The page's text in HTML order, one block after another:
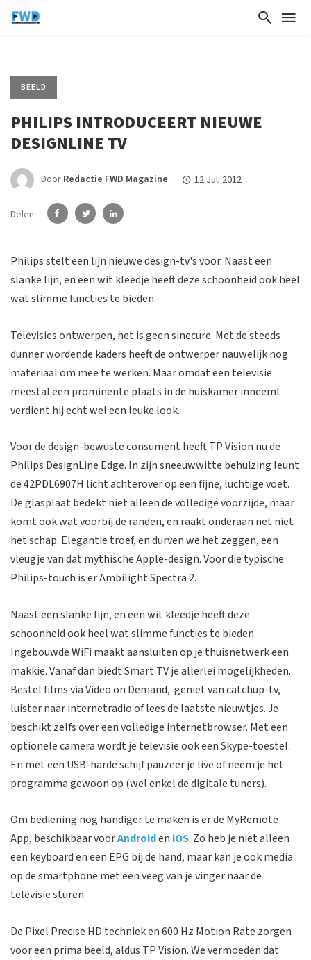
BEELD
PHILIPS INTRODUCEERT NIEUWE
DESIGNLINE TV
Door Redactie FWD Magazine 12 Juli 2012
Delen:
Philips stelt een lijn nieuwe design-tv's voor. Naast een
slanke lijn, en een wit kleedje heeft deze schoonheid ook heel
wat slimme functies te bieden.
Televisies ontwerpen, het is geen sinecure. Met de steeds
dunner wordende kaders heeft de ontwerper nauwelijk nog
materiaal om mee te werken. Maar omdat een televisie
meestal een prominente plaats in de huiskamer inneemt
verdient hij echt wel een leuke look.
Voor de design-bewuste consument heeft TP Vision nu de
Philips DesignLine Edge. In zijn sneeuwwitte behuizing leunt
de 42PDL6907H licht achterover op een fijne, luchtige voet.
De glasplaat bedekt niet alleen de volledige voorzijde, maar
komt ook wat voorbij de randen, en raakt onderaan net niet
het schap. Elegantie troef, en durven we het zeggen, een
vleugje van dat mythische Apple-design. Voor die typische
Philips-touch is er Ambilight Spectra 2.
Naast een slanke lijn, en een wit kleedje heeft deze
schoonheid ook heel wat slimme functies te bieden.
Ingebouwde WiFi maakt aansluiten op je thuisnetwerk een
makkie. Vanaf dan biedt Smart TV je allerlei mogelijkheden.
Bestel films via Video on Demand, geniet van catchup-tv,
luister naar internetradio of lees de laatste nieuwtjes. Je
beschikt zelfs over een volledige internetbrowser. Met een
optionele camera wordt je televisie ook een Skype-toestel.
En met een USB-harde schijf pauzeer je live of neem je het
programma gewoon op (wel enkel de digitale tuners).
Om bediening nog handiger te maken is er de MyRemote
App, beschikbaar voorAndroiden iOS. Zo heb je niet alleen
een keyboard en een EPG bij de hand, maar kan je ook media
op de smartphone met een veeg van je vinger naar de
televisie sturen.
De Pixel Precise HD techniek en 600 Hz Motion Rate zorgen
voor een prima beeld, aldus TP Vision. We vermoeden dat